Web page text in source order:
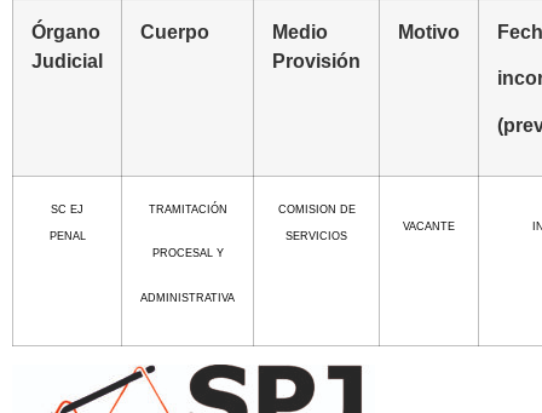
Órgano
Judicial
Cuerpo
Medio
Provisión
Motivo
SC EJ
PENAL
TRAMITACIÓN
PROCESAL Y
ADMINISTRATIVA
COMISION DE
SERVICIOS
VACANTE